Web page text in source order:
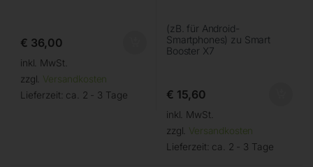
€ 36,00
inkl. MwSt.
zzgl. Versandkosten
Lieferzeit: ca. 2 - 3 Tage
(zB. für Android-
Smartphones) zu Smart
Booster X7
€ 15,60
inkl. MwSt.
zzgl. Versandkosten
Lieferzeit: ca. 2 - 3 Tage